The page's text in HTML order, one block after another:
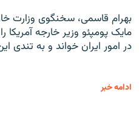
بهرام قاسمی، سخنگوی وزارت
مایک پومپئو وزیر خارجه
در امور ایران خواند و به تندی
ادامه خبر